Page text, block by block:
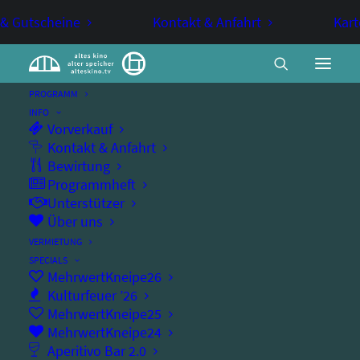
Gutscheine Kontakt & Anfahrt
PROGRAMM
INFO
Vorverkauf
Kontakt & Anfahrt
Bewirtung
Programmheft
Unterstützer
Über uns
VERMIETUNG
SPECIALS
MehrwertKneipe26
Kulturfeuer ’26
MehrwertKneipe25
MehrwertKneipe24
Aperitivo Bar 2.0
Fee Brembeck
KABARETT
Feeminismus: Erklär´s mir, als wäre ich eine
Frau